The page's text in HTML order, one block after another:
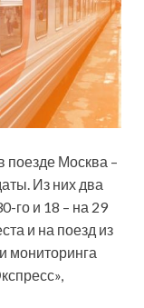
поезде Москва –
Из них два
го и 18 – на 29
и на поезд из
мониторинга